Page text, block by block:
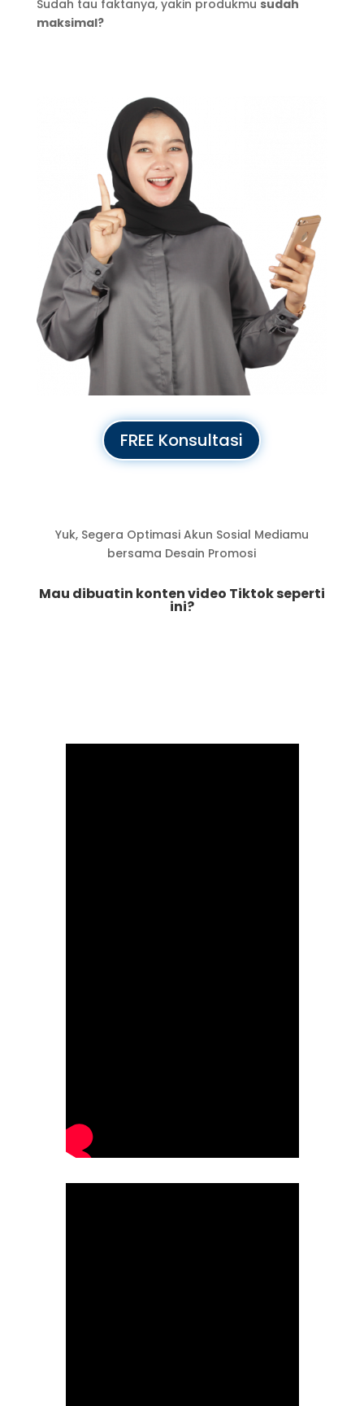
Sudah tau faktanya, yakin produkmu sudah
maksimal?
FREE Konsultasi
Yuk, Segera Optimasi Akun Sosial Mediamu
bersama Desain Promosi
Mau dibuatin konten video Tiktok seperti
ini?